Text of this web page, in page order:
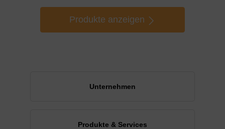
Produkte anzeigen
Unternehmen
Produkte & Services